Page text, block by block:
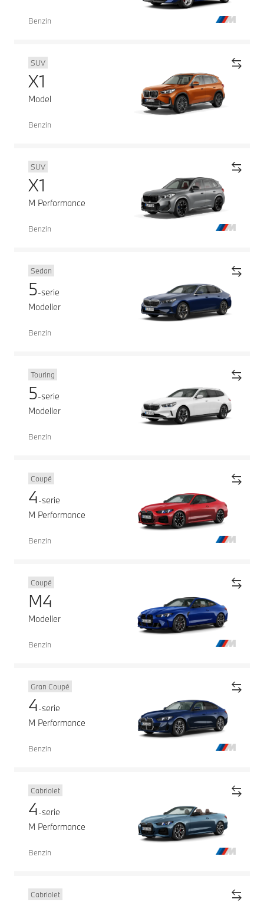
Benzin
SUV
X1
Model
Benzin
SUV
X1
M Performance
Benzin
Sedan
5-serie
Modeller
Benzin
Touring
5-serie
Modeller
Benzin
Coupé
4-serie
M Performance
Benzin
Coupé
M4
Modeller
Benzin
Gran Coupé
4-serie
M Performance
Benzin
Cabriolet
4-serie
M Performance
Benzin
Cabriolet